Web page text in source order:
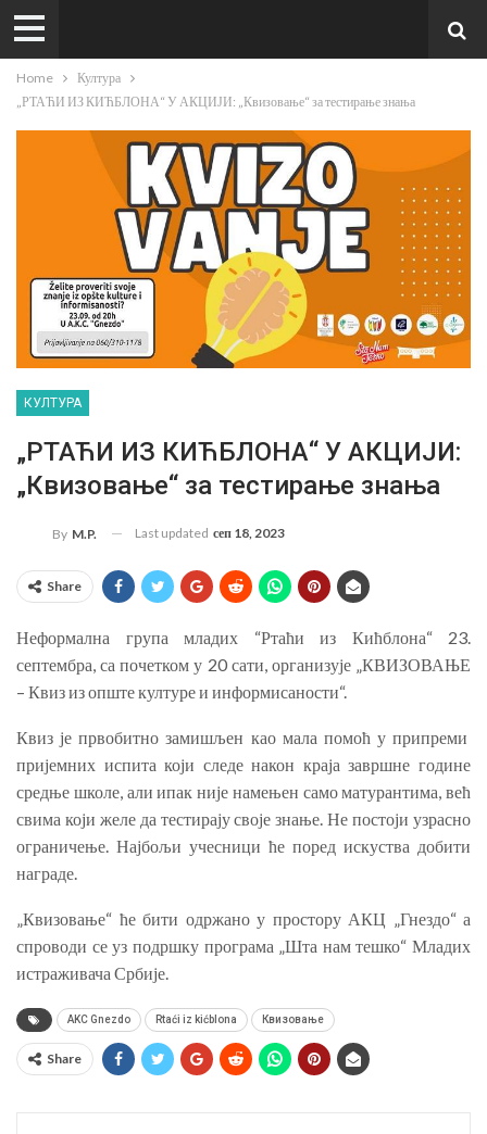
Home
Култура
„РТАЋИ ИЗ КИЋБЛОНА“ У АКЦИЈИ: „Квизовање“ за тестирање знања
КУЛТУРА
„РТАЋИ ИЗ КИЋБЛОНА“ У АКЦИЈИ:
„Квизовање“ за тестирање знања
By M.P. Last updated сеп 18, 2023
Share
Неформална група младих “Ртаћи из Кићблона“ 23.
септембра, са почетком у 20 сати, организује „КВИЗОВАЊЕ
– Квиз из опште културе и информисаности“.
Квиз је првобитно замишљен као мала помоћ у припреми
пријемних испита који следе након краја завршне године
средње школе, али ипак није намењен само матурантима, већ
свима који желе да тестирају своје знање. Не постоји узрасно
ограничење. Најбољи учесници ће поред искуства добити
награде.
„Квизовање“ ће бити одржано у простору АКЦ „Гнездо“ а
спроводи се уз подршку програма „Шта нам тешко“ Младих
истраживача Србије.
AKC Gnezdo Rtaći iz kićblona Квизовање
Share